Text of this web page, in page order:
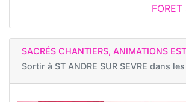
FORET
SACRÉS CHANTIERS, ANIMATIONS
Sortir à ST ANDRE SUR SEVRE dans